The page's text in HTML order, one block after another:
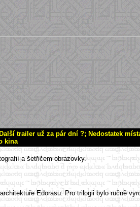
trailer už za pár dní ?; Nedostatek
kina
a šetřičem obrazovky.
Edorasu. Pro trilogii bylo ručně